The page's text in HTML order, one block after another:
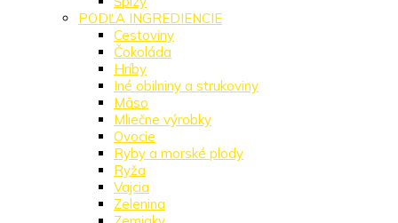
PODĽA INGREDIENCIE
Cestoviny
Čokoláda
Hríby
Iné obilniny a strukoviny
Mäso
Mliečne výrobky
Ovocie
Ryby a morské plody
Ryža
Vajcia
Zelenina